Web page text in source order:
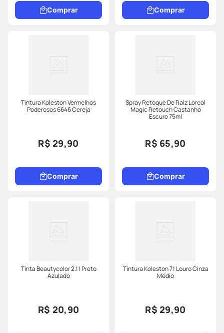
Comprar Comprar
Tintura Koleston Vermelhos
Poderosos 6646 Cereja
R$ 29,90
Comprar
Spray Retoque De Raiz Loreal
Magic Retouch Castanho
Escuro 75ml
R$ 65,90
Comprar
Tinta Beautycolor 2.11 Preto
Azulado
R$ 20,90
Tintura Koleston 71 Louro Cinza
Médio
R$ 29,90